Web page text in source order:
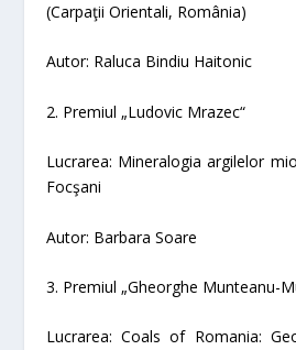
(Carpaţii Orientali, România)
Autor: Raluca Bindiu Haitonic
2. Premiul „Ludovic Mrazec“
Lucrarea: Mineralogia argilelor
Focşani
Autor: Barbara Soare
3. Premiul „Gheorghe Munteanu-
Lucrarea:Coals of Romania: